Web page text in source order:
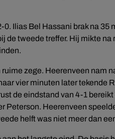
Ilias Bel Hassani brak na 35
tweede treffer. Hij mikte na
zege. Heerenveen nam
vier minuten later tekende
de eindstand van 4-1
Peterson. Heerenveen
helft was niet meer dan